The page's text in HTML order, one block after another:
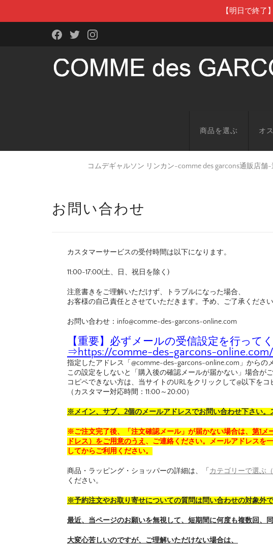
【明日で終了
商品を選ぶ オ
コムデギャルソン リンカン-comme des garcons通販店舗
お問い合わせ
カスタマーサービスの受付時間は以下になります。
11:00-17:00(土、日、祝日を除く)
注意書きをご理解いただけず、トラブルになった場合、
お客様の自己責任とさせていただきます。予め、ご了承ください
お問い合わせ：info@comme-des-garcons-online.com
【重要】必ずメールの受信設定を行って
⇒ https://comme-des-garcons-
指定したアドレス「@comme-des-garcons-online.com」からの
この設定をしないと「購入後の確認メールが届かない」場合がご
コピペできない方は、当サイトのURLをクリックして@以下をコ
（カスタマー対応時間：11:00～20:00）
※メイン、サブ、2個のメールアドレスでお問い合わせ下さい。
※ご注文完了後、「注文確認メール」が届かない場合は、 第1メ
ドレス）をご用意のうえ 、ご連絡ください。メールアドレスを
してからご利用ください。
商品・ラッピング・ショッパーの詳細は、「 カテゴリーで選ぶ
ください。
※予約注文やお取り寄せについての質問は問い合わせの対象外で
最近、当ページのお願いを無視して、短期間に何度も複数回、
大変心苦しいのですが、ご理解いただけない場合は、